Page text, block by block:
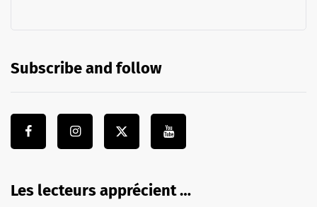
Subscribe and follow
Les lecteurs apprécient …